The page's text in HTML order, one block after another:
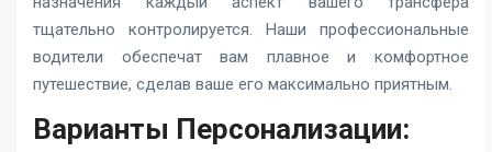
тщательно контролируется. Наши профессиональные
водители обеспечат вам плавное и комфортное
путешествие, сделав ваше его максимально приятным.
Варианты Персонализации: